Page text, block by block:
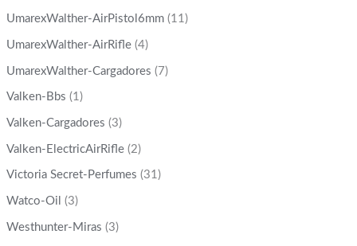
UmarexWalther-AirPistol6mm (11)
UmarexWalther-AirRifle (4)
UmarexWalther-Cargadores (7)
Valken-Bbs (1)
Valken-Cargadores (3)
Valken-ElectricAirRifle (2)
Victoria Secret-Perfumes (31)
Watco-Oil (3)
Westhunter-Miras (3)